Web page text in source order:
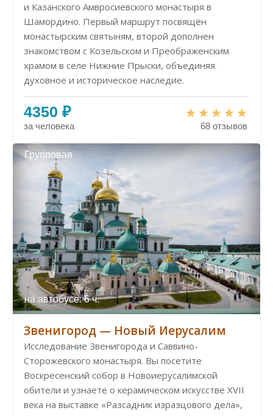
и Казанского Амвросиевского монастыря в
Шамордино. Первый маршрут посвящён
монастырским святыням, второй дополнен
знакомством с Козельском и Преображенским
храмом в селе Нижние Прыски, объединяя
духовное и историческое наследие.
4350 ₽
за человека 68 отзывов
Групповая
на автобусе: 6 ч.
Звенигород — Новый Иерусалим
Исследование Звенигорода и Саввино-
Сторожевского монастыря. Вы посетите
Воскресенский собор в Новоиерусалимской
обители и узнаете о керамическом искусстве XVII
века на выставке «Разсадник изразцового дела»,